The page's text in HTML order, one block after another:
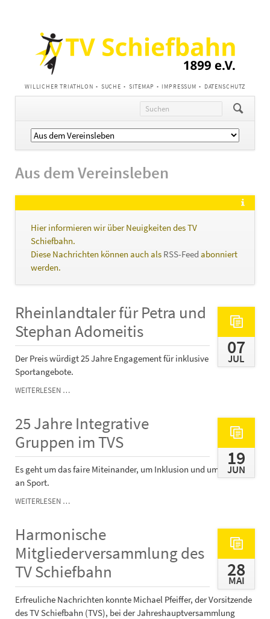
NAVIGATION
ÜBERSPRINGEN
WILLICHER TRIATHLON SUCHE SITEMAP IMPRESSUM DATENSCHUTZ
Navigation
Aus dem Vereinsleben
Hier informieren wir über Neuigkeiten des TV
Schiefbahn.
Diese Nachrichten können auch als RSS-Feed abonniert
werden.
Rheinlandtaler für Petra und
Stephan Adomeitis
07
JUL
Der Preis würdigt 25 Jahre Engagement für inklusive
Sportangebote.
WEITERLESEN …RHEINLANDTALER
UND
STEPHAN
ADOMEITIS
25 Jahre Integrative
Gruppen im TVS
19
JUN
Es geht um das faire Miteinander, um Inklusion und um Freude
an Sport.
WEITERLESEN …25
GRUPPEN
IM
TVS
Harmonische
Mitgliederversammlung des
TV Schiefbahn
28
MAI
Erfreuliche Nachrichten konnte Michael Pfeiffer, der Vorsitzende
des TV Schiefbahn (TVS), bei der Jahreshauptversammlung